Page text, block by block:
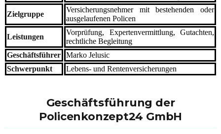
Zielgruppe
Versicherungsnehmer mit bestehenden oder
ausgelaufenen Policen
Leistungen
Vorprüfung, Expertenvermittlung, Gutachten,
rechtliche Begleitung
Geschäftsführer
Marko Jelusic
Schwerpunkt
Lebens- und Rentenversicherungen
Geschäftsführung der
Policenkonzept24 GmbH